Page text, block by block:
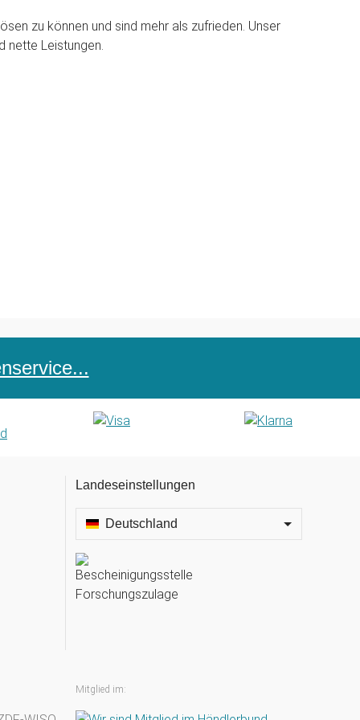
zu können und sind mehr als zufrieden. Unser
nette Leistungen.
Landeseinstellungen
Deutschland
Mitglied im: